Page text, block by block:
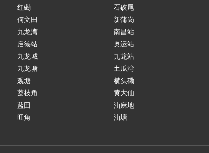
红磡
何文田
九龙湾
启德站
九龙城
九龙塘
观塘
荔枝角
蓝田
旺角
石硖尾
新蒲岗
南昌站
奥运站
九龙站
土瓜湾
横头磡
黄大仙
油麻地
油塘